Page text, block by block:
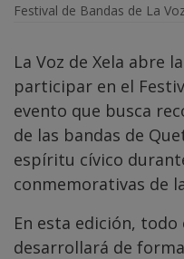
Festival de Bandas de La
La Voz de Xela abre
participar en el
evento que busca
de las bandas de
espíritu cívico
conmemorativas de
En esta edición, todo
desarrollará de